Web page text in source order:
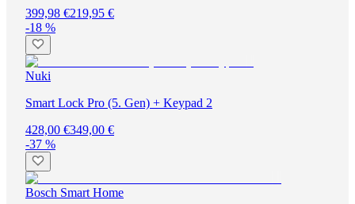
399,98 €219,95 €
-18 %
Nuki
Smart Lock Pro (5. Gen) + Keypad 2
428,00 €349,00 €
-37 %
Bosch Smart Home